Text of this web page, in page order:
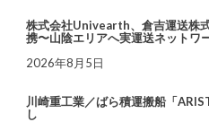
株式会社Univearth、倉吉運送株
携〜山陰エリアへ実運送ネットワ
2026年8月5日
川崎重工業／ばら積運搬船「
し